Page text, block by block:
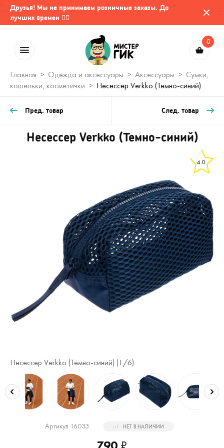
Друзья! Мы не принимаем розничные заказы. До
лучших времен 🤷‍♂️
0
Главная Одежда и аксессуары Аксессуары
Сумки,
кошельки, косметички
Несессер Verkko (Темно-синий)
Пред. товар След. товар
Несессер Verkko (Темно-синий)
4.0
Несессер Verkko (Темно-синий) (1 /6)
Артикул 16033 НЕТ В НАЛИЧИИ